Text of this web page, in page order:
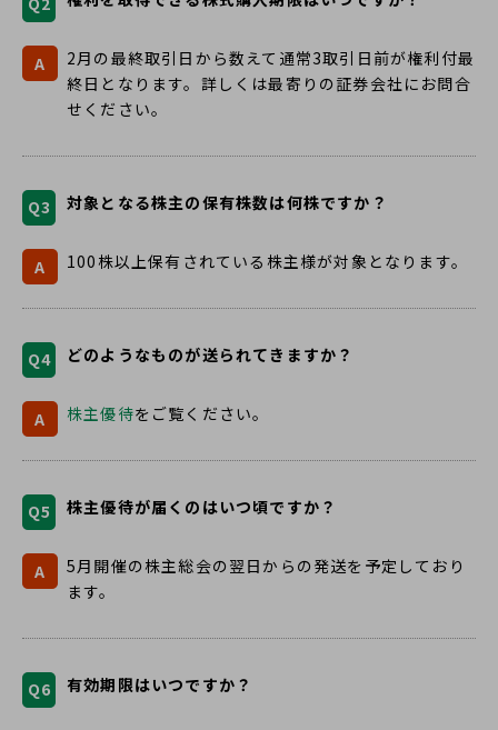
A
2月の最終取引日から数えて通常3取引日前が権利付最
終日となります。詳しくは最寄りの証券会社にお問合
せください。
Q3 対象となる株主の保有株数は何株ですか？
A 100株以上保有されている株主様が対象となります。
Q4 どのようなものが送られてきますか？
A 株主優待をご覧ください。
Q5 株主優待が届くのはいつ頃ですか？
A
5月開催の株主総会の翌日からの発送を予定しており
ます。
Q6 有効期限はいつですか？